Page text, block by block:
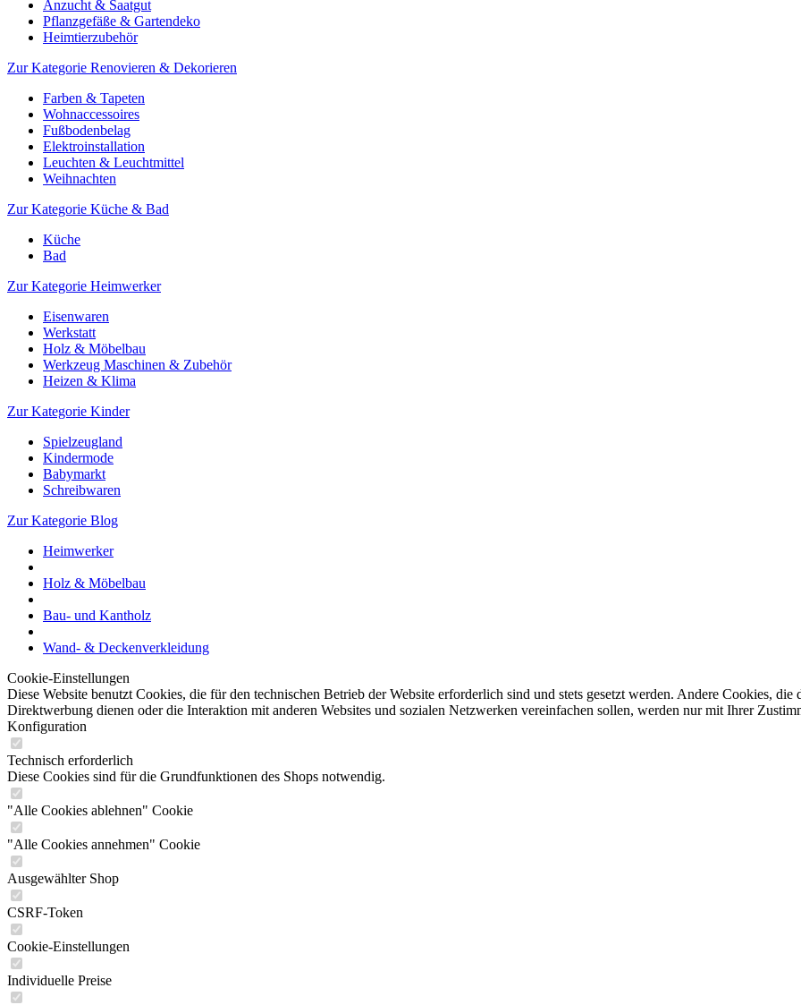
Anzucht & Saatgut
Pflanzgefäße & Gartendeko
Heimtierzubehör
Zur Kategorie Renovieren & Dekorieren
Farben & Tapeten
Wohnaccessoires
Fußbodenbelag
Elektroinstallation
Leuchten & Leuchtmittel
Weihnachten
Zur Kategorie Küche & Bad
Küche
Bad
Zur Kategorie Heimwerker
Eisenwaren
Werkstatt
Holz & Möbelbau
Werkzeug Maschinen & Zubehör
Heizen & Klima
Zur Kategorie Kinder
Spielzeugland
Kindermode
Babymarkt
Schreibwaren
Zur Kategorie Blog
Heimwerker
Holz & Möbelbau
Bau- und Kantholz
Wand- & Deckenverkleidung
Cookie-Einstellungen
Diese Website benutzt Cookies, die für den technischen Betrieb der Website erforderlich sind und stets gesetzt werden. Andere Cookies,
Direktwerbung dienen oder die Interaktion mit anderen Websites und sozialen Netzwerken vereinfachen sollen, werden nur mit Ihrer
Konfiguration
Technisch erforderlich
Diese Cookies sind für die Grundfunktionen des Shops notwendig.
"Alle Cookies ablehnen" Cookie
"Alle Cookies annehmen" Cookie
Ausgewählter Shop
CSRF-Token
Cookie-Einstellungen
Individuelle Preise